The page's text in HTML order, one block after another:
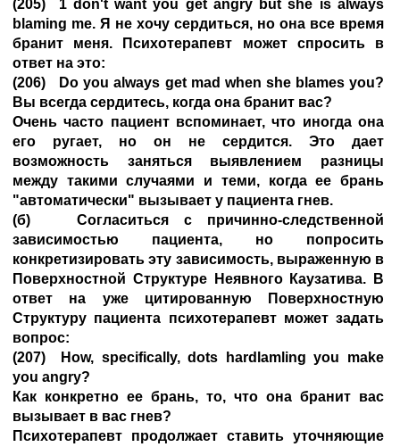
(205) 1 don't want you get angry but she is always
blaming me. Я не хочу сердиться, но она все время
бранит меня. Психотерапевт может спросить в
ответ на это:
(206) Do you always get mad when she blames you?
Вы всегда сердитесь, когда она бранит вас?
Очень часто пациент вспоминает, что иногда она
его ругает, но он не сердится. Это дает
возможность заняться выявлением разницы
между такими случаями и теми, когда ее брань
"автоматически" вызывает у пациента гнев.
(б) Согласиться с причинно-следственной
зависимостью пациента, но попросить
конкретизировать эту зависимость, выраженную в
Поверхностной Структуре Неявного Каузатива. В
ответ на уже цитированную Поверхностную
Структуру пациента психотерапевт может задать
вопрос:
(207) How, specifically, dots hardlamling you make
you angry?
Как конкретно ее брань, то, что она бранит вас
вызывает в вас гнев?
Психотерапевт продолжает ставить уточняющие